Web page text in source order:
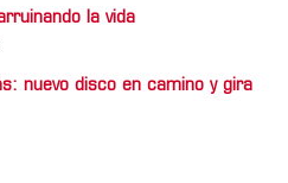
la vida
nuevo disco en camino y gira